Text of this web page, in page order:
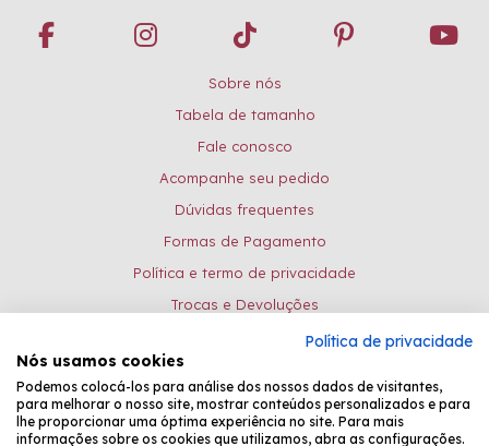
Sobre nós
Tabela de tamanho
Fale conosco
Acompanhe seu pedido
Dúvidas frequentes
Formas de Pagamento
Política e termo de privacidade
Trocas e Devoluções
Formas de pagamento:
Desenvolvido porFastchannel
Política de privacidade
Nós usamos cookies
Podemos colocá-los para análise dos nossos dados de visitantes,
para melhorar o nosso site, mostrar conteúdos personalizados e para
lhe proporcionar uma óptima experiência no site. Para mais
informações sobre os cookies que utilizamos, abra as configurações.